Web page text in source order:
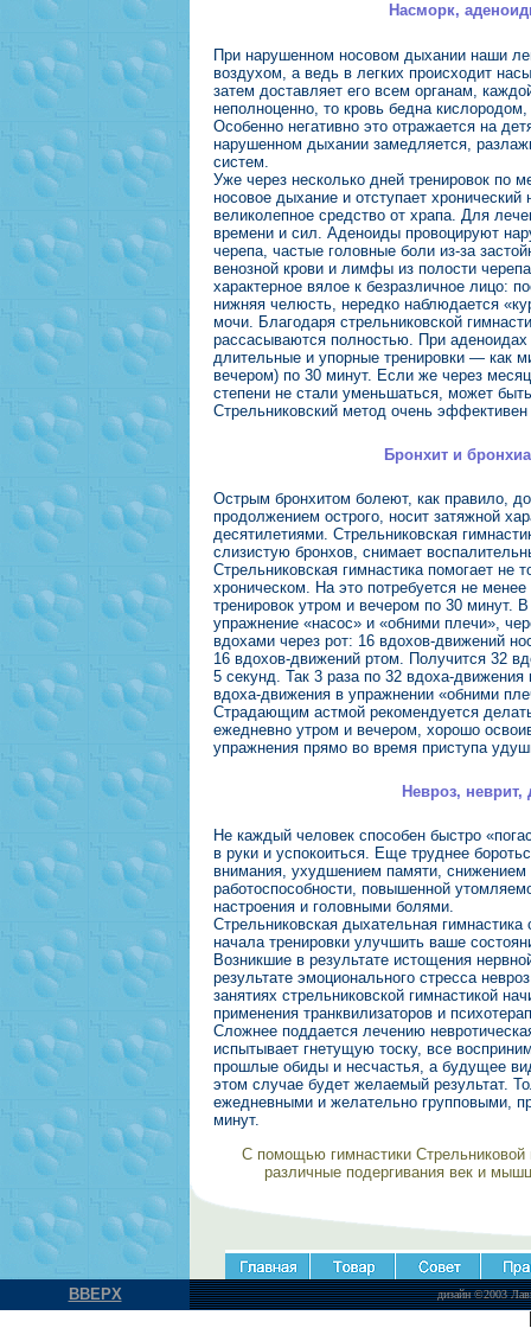
Насморк,
При нарушенном носовом дыхании наши
воздухом, а ведь в легких происходит
затем доставляет его всем органам,
неполноценно, то кровь бедна
Особенно негативно это отражается на
нарушенном дыхании замедляется,
систем.
Уже через несколько дней тренировок по
носовое дыхание и отступает
великолепное средство от храпа. Для
времени и сил. Аденоиды провоцируют
черепа, частые головные боли из-за
венозной крови и лимфы из полости
характерное вялое к безразличное лицо:
нижняя челюсть, нередко наблюдается
мочи. Благодаря стрельниковской
рассасываются полностью. При
длительные и упорные тренировки — как
вечером) по 30 минут. Если же через
степени не стали уменьшаться, может
Стрельниковский метод очень эффективен
Бронхит и
Острым бронхитом болеют, как правило,
продолжением острого, носит затяжной
десятилетиями. Стрельниковская
слизистую бронхов, снимает
Стрельниковская гимнастика помогает не
хроническом. На это потребуется не
тренировок утром и вечером по 30 минут.
упражнение «насос» и «обними плечи»,
вдохами через рот: 16 вдохов-движений
16 вдохов-движений ртом. Получится 32
5 секунд. Так 3 раза по 32 вдоха-
вдоха-движения в упражнении «обними
Страдающим астмой рекомендуется
ежедневно утром и вечером, хорошо
упражнения прямо во время приступа
Невроз, неврит,
Не каждый человек способен быстро
в руки и успокоиться. Еще труднее
внимания, ухудшением памяти, снижением
работоспособности, повышенной
настроения и головными болями.
Стрельниковская дыхательная
начала тренировки улучшить ваше
Возникшие в результате истощения
результате эмоционального стресса
занятиях стрельниковской гимнастикой
применения транквилизаторов и
Сложнее поддается лечению
испытывает гнетущую тоску, все
прошлые обиды и несчастья, а будущее
этом случае будет желаемый результат.
ежедневными и желательно групповыми,
минут.
С помощью гимнастики
различные подергивания век и
ВВЕРХ дизайн ©2003